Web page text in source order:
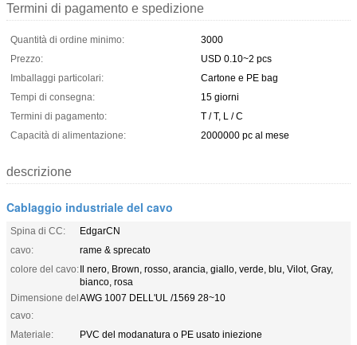
Termini di pagamento e spedizione
Quantità di ordine minimo:
3000
Prezzo:
USD 0.10~2 pcs
Imballaggi particolari:
Cartone e PE bag
Tempi di consegna:
15 giorni
Termini di pagamento:
T / T, L / C
Capacità di alimentazione:
2000000 pc al mese
descrizione
Cablaggio industriale del cavo
Spina di CC:
EdgarCN
cavo:
rame & sprecato
colore del cavo:Il nero, Brown, rosso, arancia, giallo, verde, blu, Vilot, Gray,
bianco, rosa
Dimensione del
cavo:
AWG 1007 DELL'UL /1569 28~10
Materiale:
PVC del modanatura o PE usato iniezione